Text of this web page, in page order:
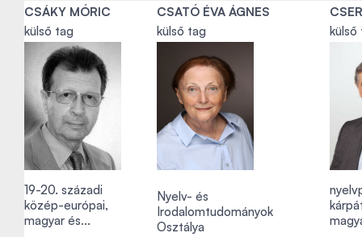
CSÁKY MÓRIC
külső tag
19-20. századi
közép-európai,
magyar és...
CSATÓ ÉVA ÁGNES
külső tag
Nyelv- és
Irodalomtudományok
Osztálya
külső